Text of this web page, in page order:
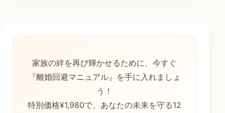
家族の絆を再び輝かせるために、今すぐ
『離婚回避マニュアル』を手に入れましょ
う！
特別価格¥1,980で、あなたの未来を守る12